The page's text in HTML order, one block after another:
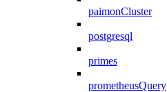
paimonCluster
postgresql
primes
prometheusQuery